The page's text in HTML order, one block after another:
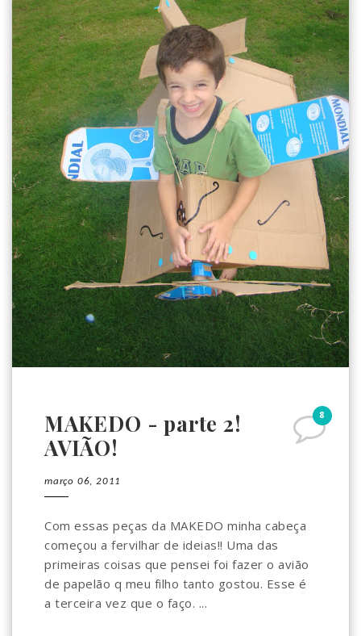
8
MAKEDO - parte 2!
AVIÃO!
março 06, 2011
Com essas peças da MAKEDO minha cabeça
começou a fervilhar de ideias!! Uma das
primeiras coisas que pensei foi fazer o avião
de papelão q meu filho tanto gostou. Esse é
a terceira vez que o faço. ...